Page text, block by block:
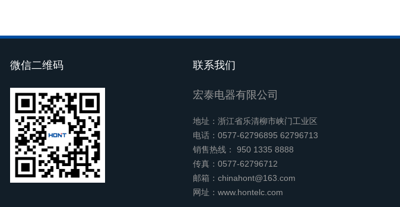
微信二维码 联系我们
宏泰电器有限公司
地址：浙江省乐清柳市峡门工业区
电话：0577-62796895 62796713
销售热线： 950 1335 8888
传真：0577-62796712
邮箱：chinahont@163.com
网址：www.hontelc.com